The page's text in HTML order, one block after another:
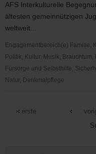
AFS Interkulturelle
ältesten gemeinnützigen
weltweit...
Engagementbereich(e) Familie,
Politik, Kultur, Musik,
Fürsorge und Selbsthilfe,
Natur, Denkmalpflege
Interkulturelle
erste